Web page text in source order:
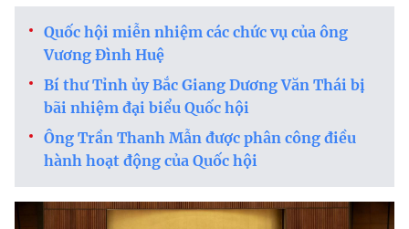
Quốc hội miễn nhiệm các chức vụ của ông
Vương Đình Huệ
Bí thư Tỉnh ủy Bắc Giang Dương Văn Thái bị
bãi nhiệm đại biểu Quốc hội
Ông Trần Thanh Mẫn được phân công điều
hành hoạt động của Quốc hội